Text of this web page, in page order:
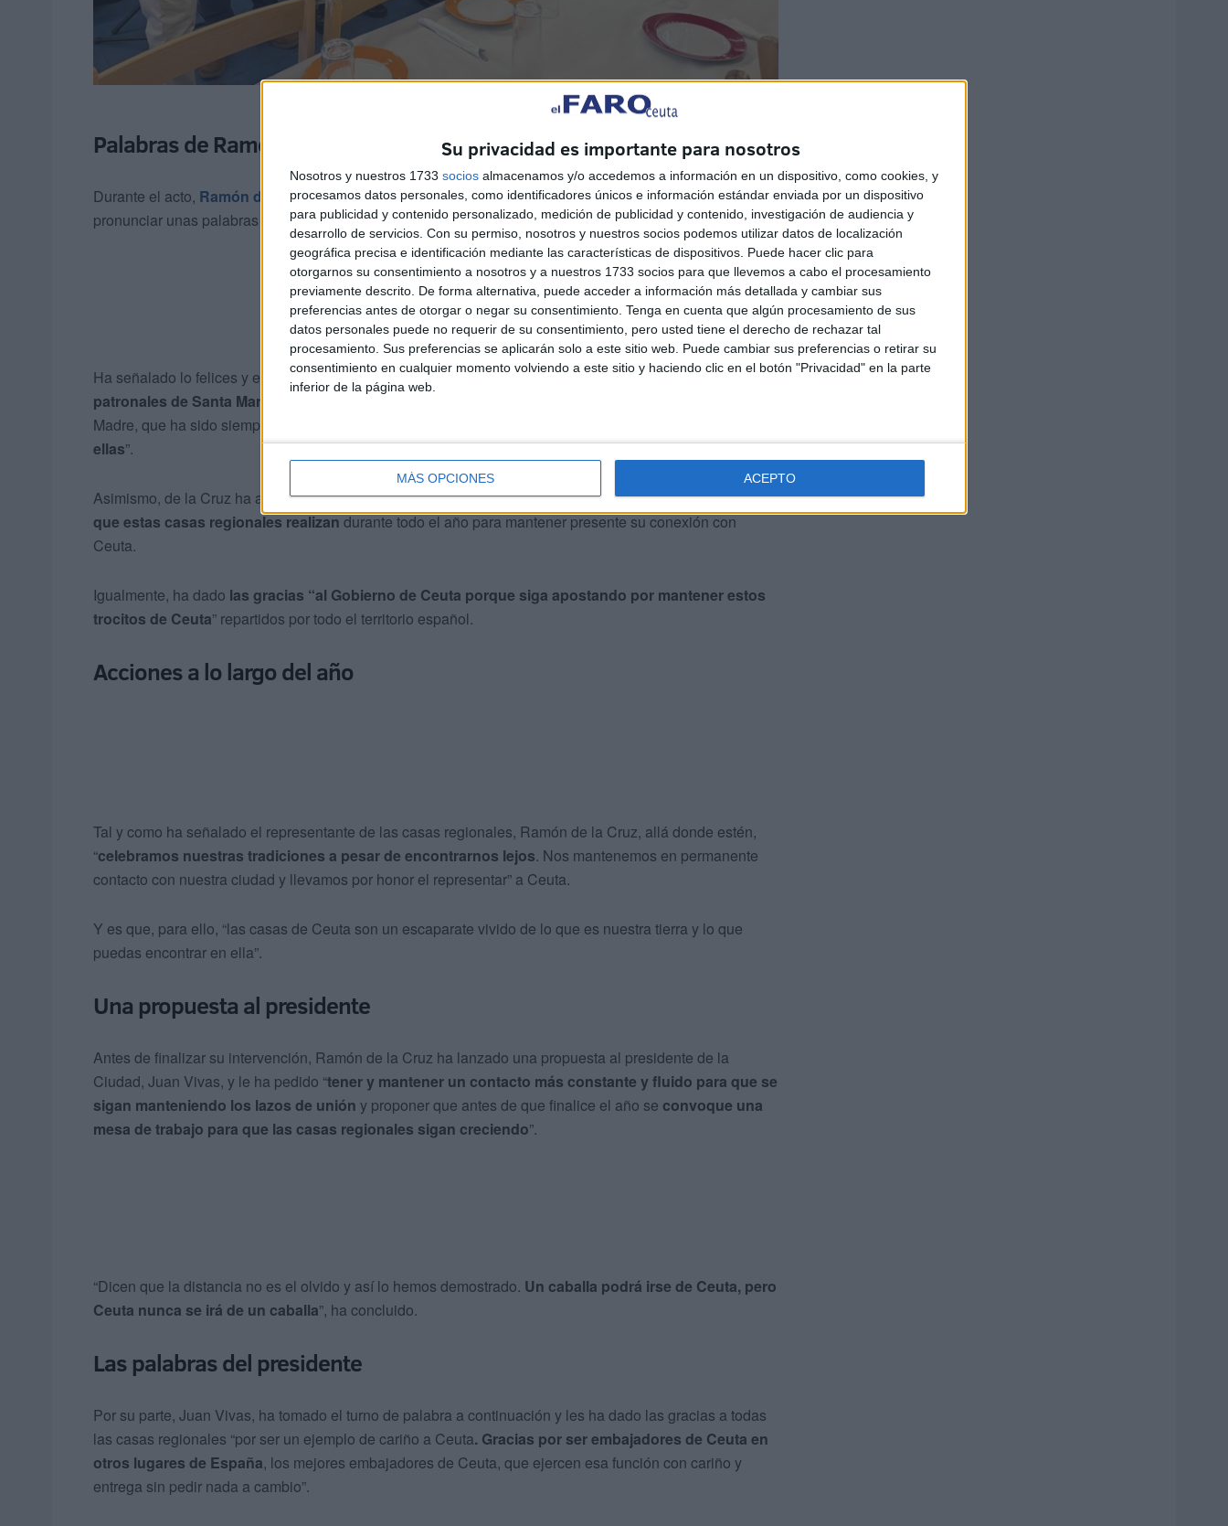
Su privacidad es importante para nosotros
Nosotros y nuestros 1733 socios almacenamos y/o accedemos a información en un dispositivo, como cookies, y
procesamos datos personales, como identificadores únicos e información estándar enviada por un dispositivo
para publicidad y contenido personalizado, medición de publicidad y contenido, investigación de audiencia y
desarrollo de servicios. Con su permiso, nosotros y nuestros socios podemos utilizar datos de localización
geográfica precisa e identificación mediante las características de dispositivos. Puede hacer clic para
otorgarnos su consentimiento a nosotros y a nuestros 1733 socios para que llevemos a cabo el procesamiento
previamente descrito. De forma alternativa, puede acceder a información más detallada y cambiar sus
preferencias antes de otorgar o negar su consentimiento. Tenga en cuenta que algún procesamiento de sus
datos personales puede no requerir de su consentimiento, pero usted tiene el derecho de rechazar tal
procesamiento. Sus preferencias se aplicarán solo a este sitio web. Puede cambiar sus preferencias o retirar su
consentimiento en cualquier momento volviendo a este sitio y haciendo clic en el botón "Privacidad" en la parte
inferior de la página web.
MÁS OPCIONES ACEPTO
Palabras de Ramón de la Cruz
Durante el acto, Ramón de la Cruz, de laCasa Regional de Ceuta en Melilla, ha sido el encargado de
pronunciar unas palabras en representación de todas las casas regionales presentes en esta cita.
Ha señalado lo felices y emocionados que se sienten de volver “a nuestra ciudad yfestejar las fiestas
patronales de Santa María de África
. Venimos de diferentes puntos de España, guiados por nuestra
Madre, que ha sido siempre y es timón y
ellas”.
Asimismo, de la Cruz ha agradecido a la Ciudad por su “apoyo” constante en cada una delas acciones
que estas casas regionales realizandurante todo el año para mantener presente su conexión con
Ceuta.
Igualmente, ha dado las gracias “al Gobierno de Ceuta porque siga apostando por mantener estos
trocitos de Ceuta” repartidos por todo el territorio español.
Acciones a lo largo del año
Tal y como ha señalado el representante de las casas regionales, Ramón de la Cruz, allá donde estén,
“celebramos nuestras tradiciones a pesar de encontrarnos lejos. Nos mantenemos en permanente
contacto con nuestra ciudad y llevamos por honor el representar” a Ceuta.
Y es que, para ello, “las casas de Ceuta son un escaparate vivido de lo que es nuestra tierra y lo que
puedas encontrar en ella”.
Una propuesta al presidente
Antes de finalizar su intervención, Ramón de la Cruz ha lanzado una propuesta al presidente de la
Ciudad, Juan Vivas, y le ha pedido “tener y mantener un contacto más constante y fluido para que se
sigan manteniendo los lazos de unión y proponer que antes de que finalice el año se convoque una
mesa de trabajo para que las casas regionales sigan creciendo”.
“Dicen que la distancia no es el olvido y así lo hemos demostrado. Un caballa podrá irse de Ceuta, pero
Ceuta nunca se irá de un caballa”, ha concluido.
Las palabras del presidente
Por su parte, Juan Vivas, ha tomado el turno de palabra a continuación y les ha dado las gracias a todas
las casas regionales “por ser un ejemplo de cariño a Ceuta. Gracias por ser embajadores de Ceuta en
otros lugares de España, los mejores embajadores de Ceuta, que ejercen esa función con cariño y
entrega sin pedir nada a cambio”.